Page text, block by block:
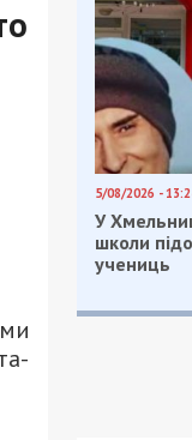
5/08/2026 -
У
школи
учениць